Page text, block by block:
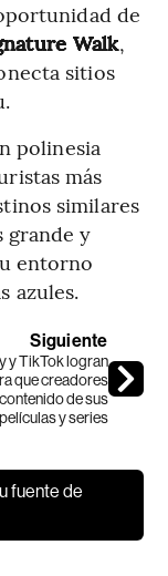
de
Walk,
sitios
polinesia
más
similares
grande y
entorno
azules.
Siguiente
y TikTok logran
que creadores
de sus
películas y series
fuente de